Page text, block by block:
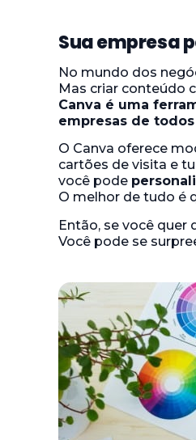
Sua empresa
No mundo dos
Mas criar conteúdo
Canva é uma
empresas de
O Canva oferece
cartões de visita e
você pode
O melhor de tudo é
Então, se você quer
Você pode se